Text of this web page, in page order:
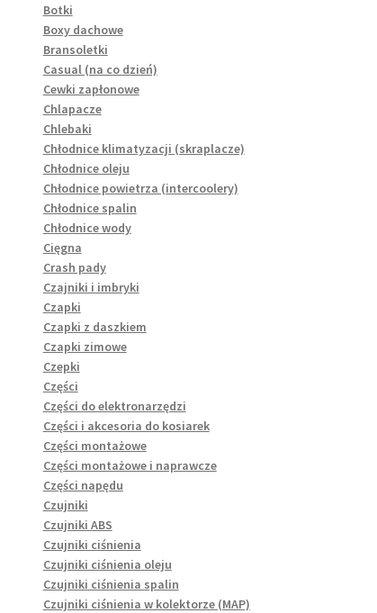
Botki
Boxy dachowe
Bransoletki
Casual (na co dzień)
Cewki zapłonowe
Chlapacze
Chlebaki
Chłodnice klimatyzacji (skraplacze)
Chłodnice oleju
Chłodnice powietrza (intercoolery)
Chłodnice spalin
Chłodnice wody
Cięgna
Crash pady
Czajniki i imbryki
Czapki
Czapki z daszkiem
Czapki zimowe
Czepki
Części
Części do elektronarzędzi
Części i akcesoria do kosiarek
Części montażowe
Części montażowe i naprawcze
Części napędu
Czujniki
Czujniki ABS
Czujniki ciśnienia
Czujniki ciśnienia oleju
Czujniki ciśnienia spalin
Czujniki ciśnienia w kolektorze (MAP)